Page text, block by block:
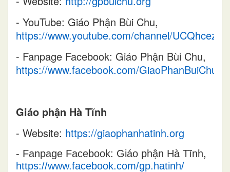
- YouTube: Giáo Phận Bùi Chu,
https://www.youtube.com/channel/
- Fanpage Facebook: Giáo Phận Bùi Chu,
https://www.facebook.com/GiaoPhanBuiChu/
Giáo phận Hà Tĩnh
- Website: https://giaophanhatinh.org
- Fanpage Facebook: Giáo phận Hà Tĩnh,
https://www.facebook.com/gp.hatinh/